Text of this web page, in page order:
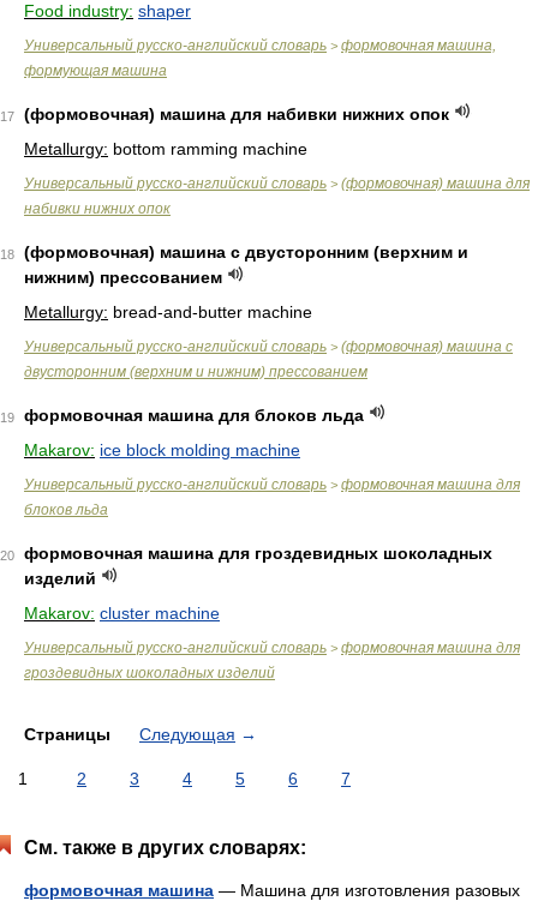
Food industry: shaper
Универсальный русско-английский словарь > формовочная машина,
формующая машина
17
(формовочная) машина для набивки нижних опок
Metallurgy: bottom ramming machine
Универсальный русско-английский словарь > (формовочная) машина для
набивки нижних опок
18
(формовочная) машина с двусторонним (верхним и
нижним) прессованием
Metallurgy: bread-and-butter machine
Универсальный русско-английский словарь > (формовочная) машина с
двусторонним (верхним и нижним) прессованием
19
формовочная машина для блоков льда
Makarov: ice block molding machine
Универсальный русско-английский словарь > формовочная машина для
блоков льда
20
формовочная машина для гроздевидных шоколадных
изделий
Makarov: cluster machine
Универсальный русско-английский словарь > формовочная машина для
гроздевидных шоколадных изделий
Страницы Следующая →
1 2 3 4 5 6 7
См. также в других словарях:
формовочная машина — Машина для изготовления разовых